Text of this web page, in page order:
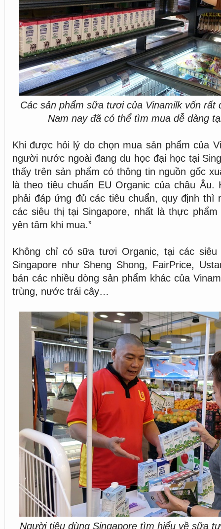
Các sản phẩm sữa tươi của Vinamilk vốn rất
Nam nay đã có thể tìm mua dễ dàng
Khi được hỏi lý do chọn mua sản phẩm của
người nước ngoài đang du học đại học tại
thấy trên sản phẩm có thông tin nguồn gốc
là theo tiêu chuẩn EU Organic của châu Âu.
phải đáp ứng đủ các tiêu chuẩn, quy định thì
các siêu thị tại Singapore, nhất là thực
yên tâm khi mua.”
Không chỉ có sữa tươi Organic, tại các
Singapore như Sheng Shong, FairPrice,
bán các nhiều dòng sản phẩm khác của
trùng, nước trái cây…
Người tiêu dùng Singapore tìm hiểu về sữa